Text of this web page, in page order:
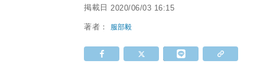
掲載日 2020/06/03 16:15
著者： 服部毅